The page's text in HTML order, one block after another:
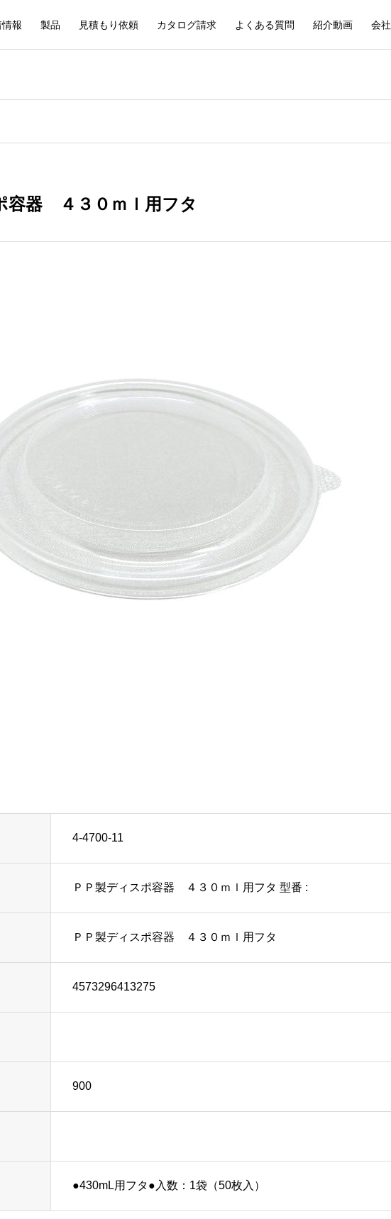
情報 製品 見積もり依頼 カタログ請求 よくある質問 紹介動画 会
容器 ４３０ｍｌ用フタ
4-4700-11
ＰＰ製ディスポ容器 ４３０ｍｌ用フタ 型番 :
ＰＰ製ディスポ容器 ４３０ｍｌ用フタ
4573296413275
900
●430mL用フタ●入数：1袋（50枚入）